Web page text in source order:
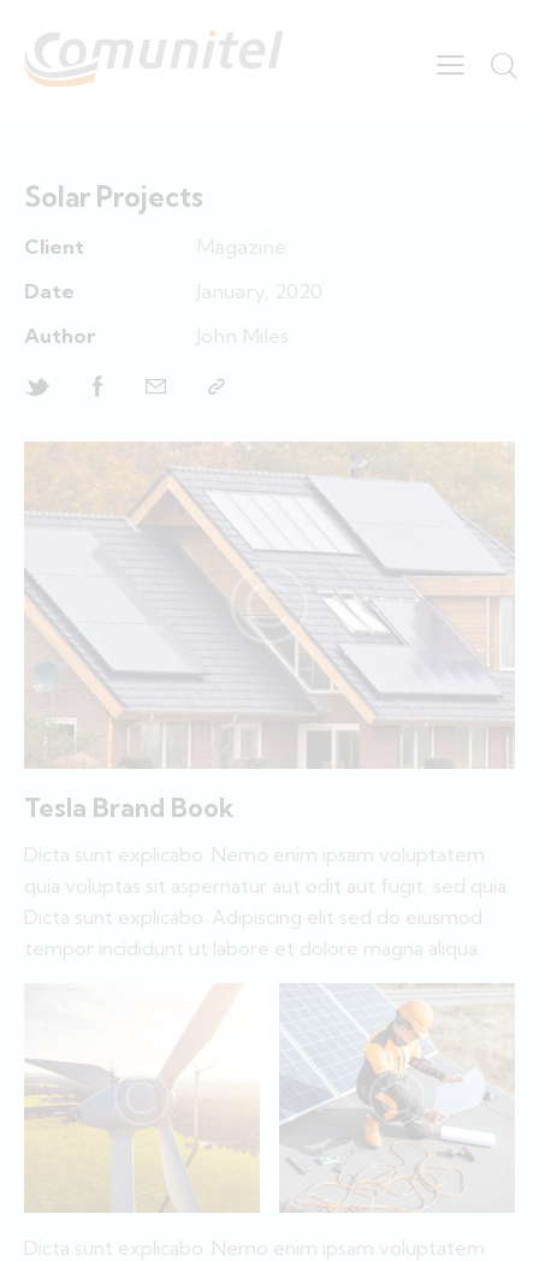
Solar Projects
Client
Magazine
Date
January, 2020
Author
John Miles
Tesla Brand Book
Dicta sunt explicabo. Nemo enim ipsam voluptatem
quia voluptas sit aspernatur aut odit aut fugit, sed quia.
Dicta sunt explicabo. Adipiscing elit sed do eiusmod
tempor incididunt ut labore et dolore magna aliqua.
Dicta sunt explicabo. Nemo enim ipsam voluptatem